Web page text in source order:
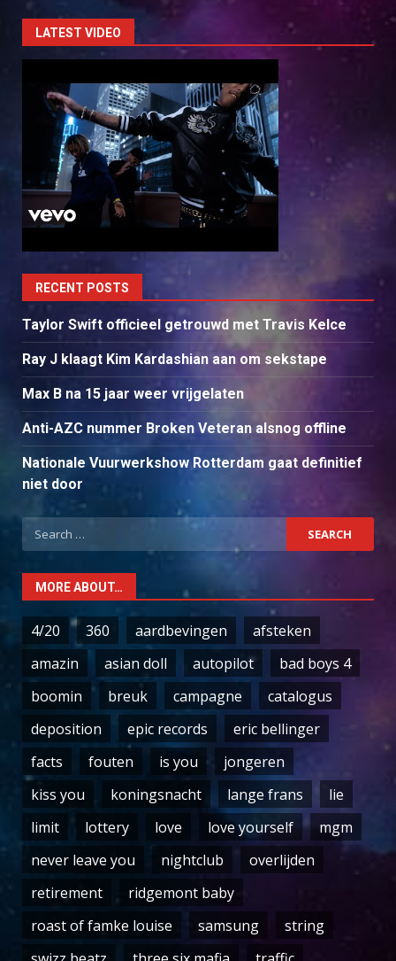
LATEST VIDEO
RECENT POSTS
Taylor Swift officieel getrouwd met Travis Kelce
Ray J klaagt Kim Kardashian aan om sekstape
Max B na 15 jaar weer vrijgelaten
Anti-AZC nummer Broken Veteran alsnog offline
Nationale Vuurwerkshow Rotterdam gaat definitief
niet door
Search
for:
MORE ABOUT…
4/20 360 aardbevingen
afsteken
amazin
asian doll autopilot
bad boys 4
boomin
breuk campagne
catalogus
deposition
epic records
eric bellinger
facts
fouten is you
jongeren
kiss you
koningsnacht lange frans
lie
limit
lottery love love yourself
mgm
never leave you
nightclub
overlijden
retirement
ridgemont baby
roast of famke louise
samsung
string